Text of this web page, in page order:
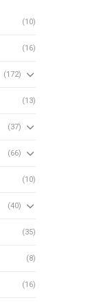
(10)
(16)
(172)
(13)
(37)
(66)
(10)
(40)
(35)
(8)
(16)